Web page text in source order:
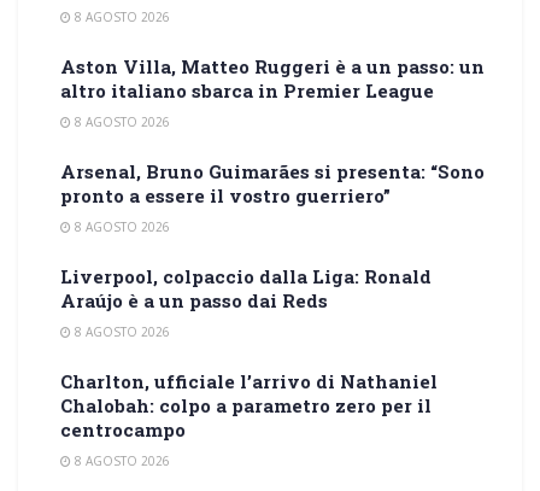
8 AGOSTO 2026
Aston Villa, Matteo Ruggeri è a un passo: un
altro italiano sbarca in Premier League
8 AGOSTO 2026
Arsenal, Bruno Guimarães si presenta: “Sono
pronto a essere il vostro guerriero”
8 AGOSTO 2026
Liverpool, colpaccio dalla Liga: Ronald
Araújo è a un passo dai Reds
8 AGOSTO 2026
Charlton, ufficiale l’arrivo di Nathaniel
Chalobah: colpo a parametro zero per il
centrocampo
8 AGOSTO 2026